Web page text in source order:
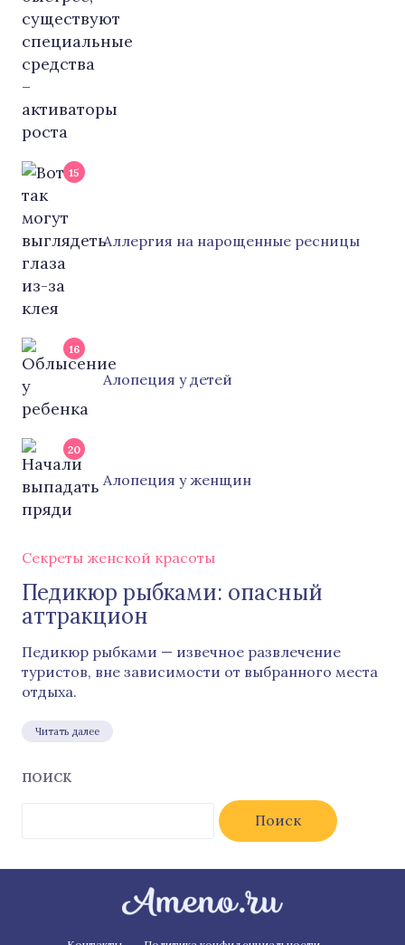
15
Аллергия на нарощенные ресницы
16
Алопеция у детей
20
Алопеция у женщин
Секреты женской красоты
Педикюр рыбками: опасный
аттракцион
Педикюр рыбками — извечное развлечение
туристов, вне зависимости от выбранного места
отдыха.
Читать далее
ПОИСК